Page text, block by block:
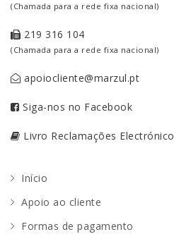
(Chamada para a rede fixa nacional)
219 316 104
(Chamada para a rede fixa nacional)
apoiocliente@marzul.pt
Siga-nos no Facebook
Livro Reclamações Electrónico
Início
Apoio ao cliente
Formas de pagamento